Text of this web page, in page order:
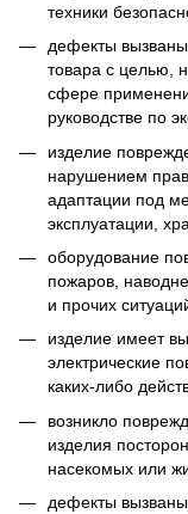
техники
дефекты
товара с целью,
сфере
руководстве по
изделие
нарушением
адаптации под
эксплуатации,
оборудование
пожаров,
и прочих
изделие имеет
электрические
каких-либо
возникло
изделия
насекомых или
дефекты